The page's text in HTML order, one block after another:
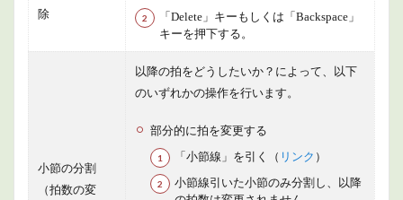
除
「Delete」キーもしくは「Backspace」
キーを押下する。
小節の分割
（拍数の変
以降の拍をどうしたいか？によって、以下
のいずれかの操作を行います。
部分的に拍を変更する
「小節線」を引く（ リンク ）
小節線引いた小節のみ分割し、以降